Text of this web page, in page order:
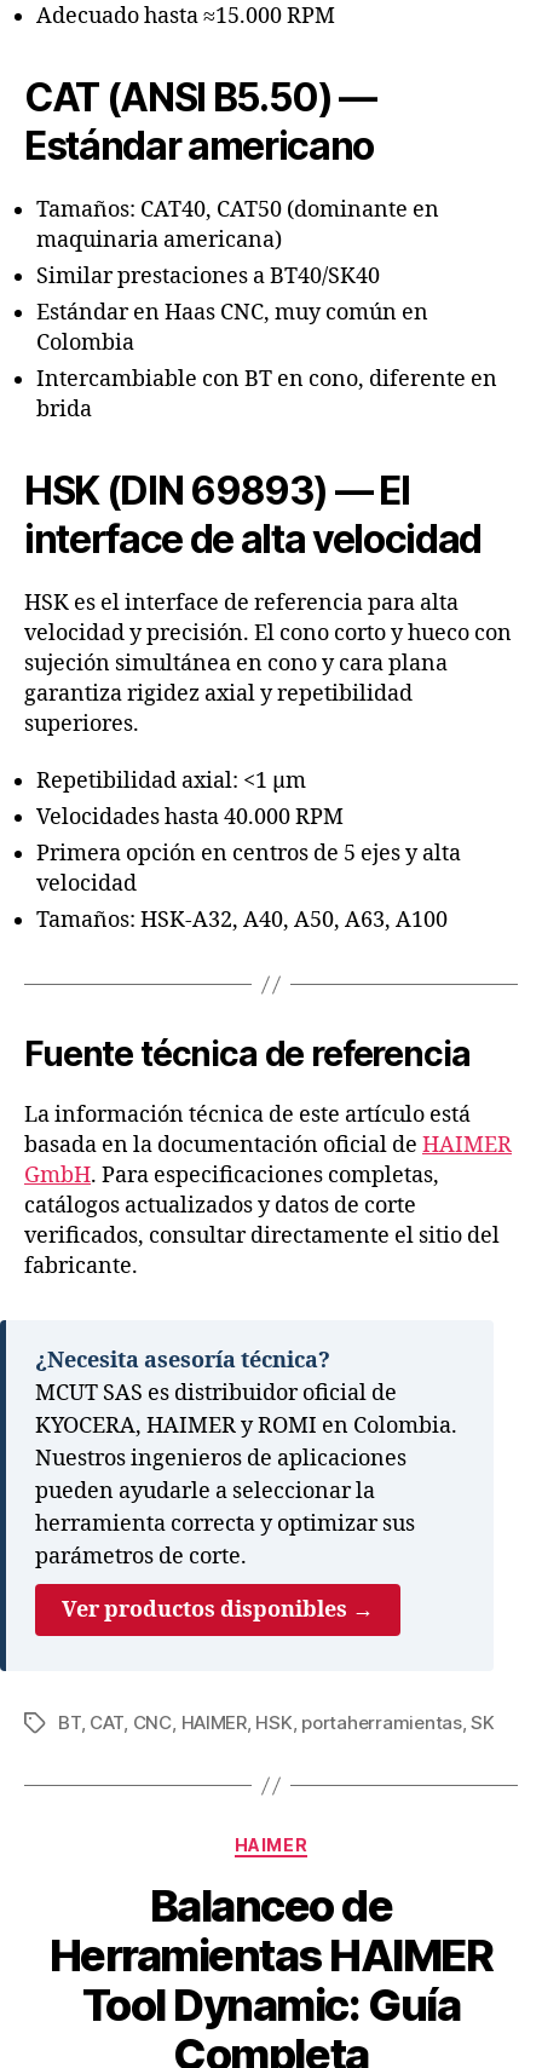
Adecuado hasta ≈15.000 RPM
CAT (ANSI B5.50) —
Estándar americano
Tamaños: CAT40, CAT50 (dominante en
maquinaria americana)
Similar prestaciones a BT40/SK40
Estándar en Haas CNC, muy común en
Colombia
Intercambiable con BT en cono, diferente en
brida
HSK (DIN 69893) — El
interface de alta velocidad
HSK es el interface de referencia para alta
velocidad y precisión. El cono corto y hueco con
sujeción simultánea en cono y cara plana
garantiza rigidez axial y repetibilidad
superiores.
Repetibilidad axial: <1 µm
Velocidades hasta 40.000 RPM
Primera opción en centros de 5 ejes y alta
velocidad
Tamaños: HSK-A32, A40, A50, A63, A100
Fuente técnica de referencia
La información técnica de este artículo está
basada en la documentación oficial de HAIMER
GmbH. Para especificaciones completas,
catálogos actualizados y datos de corte
verificados, consultar directamente el sitio del
fabricante.
¿Necesita asesoría técnica?
MCUT SAS es distribuidor oficial de
KYOCERA, HAIMER y ROMI en Colombia.
Nuestros ingenieros de aplicaciones
pueden ayudarle a seleccionar la
herramienta correcta y optimizar sus
parámetros de corte.
Ver productos disponibles →
BT, CAT, CNC, HAIMER, HSK, portaherramientas,SK
HAIMER
Balanceo de
Herramientas HAIMER
Tool Dynamic: Guía
Completa